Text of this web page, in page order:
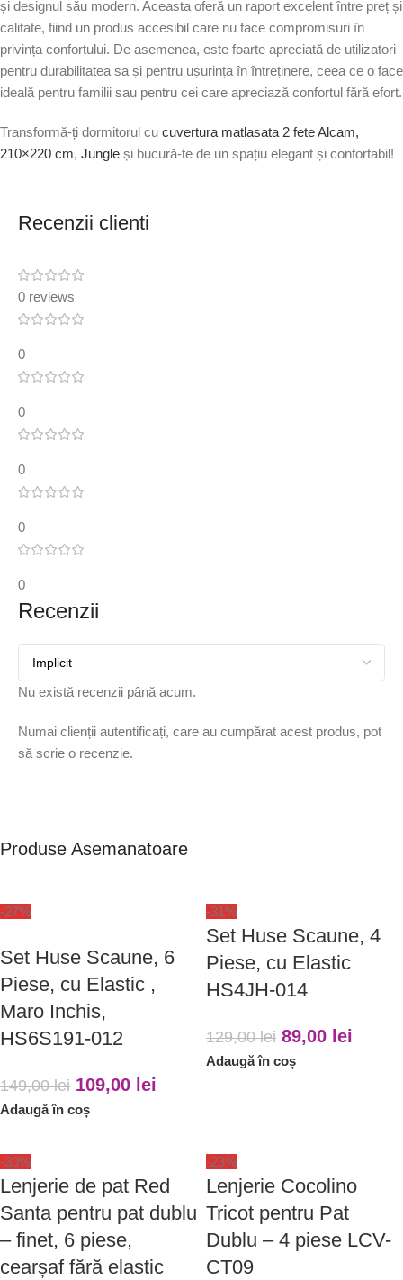
și designul său modern. Aceasta oferă un raport excelent între preț și
calitate, fiind un produs accesibil care nu face compromisuri în
privința confortului. De asemenea, este foarte apreciată de utilizatori
pentru durabilitatea sa și pentru ușurința în întreținere, ceea ce o face
ideală pentru familii sau pentru cei care apreciază confortul fără efort.
Transformă-ți dormitorul cu cuvertura matlasata 2 fete Alcam,
210×220 cm, Jungle și bucură-te de un spațiu elegant și confortabil!
Recenzii clienti
0 reviews
0
0
0
0
0
Recenzii
Nu există recenzii până acum.
Numai clienții autentificați, care au cumpărat acest produs, pot
să scrie o recenzie.
Produse Asemanatoare
-27%
Set Huse Scaune, 6
Piese, cu Elastic ,
Maro Inchis,
HS6S191-012
149,00lei 109,00 lei
Adaugă în coș
-31%
Set Huse Scaune, 4
Piese, cu Elastic
HS4JH-014
129,00lei 89,00 lei
Adaugă în coș
-30%
Lenjerie de pat Red
Santa pentru pat dublu
– finet, 6 piese,
cearșaf fără elastic
-23%
Lenjerie Cocolino
Tricot pentru Pat
Dublu – 4 piese LCV-
CT09